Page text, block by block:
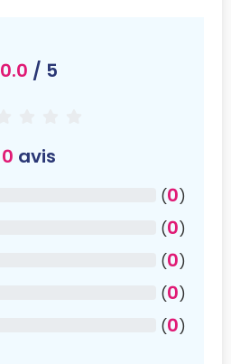
0.0 / 5
0 avis
(0)
(0)
(0)
(0)
(0)